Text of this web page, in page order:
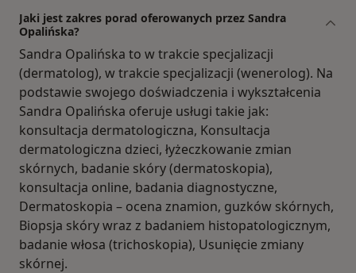
Jaki jest zakres porad oferowanych przez Sandra
Opalińska?
Sandra Opalińska to w trakcie specjalizacji
(dermatolog), w trakcie specjalizacji (wenerolog). Na
podstawie swojego doświadczenia i wykształcenia
Sandra Opalińska oferuje usługi takie jak:
konsultacja dermatologiczna, Konsultacja
dermatologiczna dzieci, łyżeczkowanie zmian
skórnych, badanie skóry (dermatoskopia),
konsultacja online, badania diagnostyczne,
Dermatoskopia – ocena znamion, guzków skórnych,
Biopsja skóry wraz z badaniem histopatologicznym,
badanie włosa (trichoskopia), Usunięcie zmiany
skórnej.